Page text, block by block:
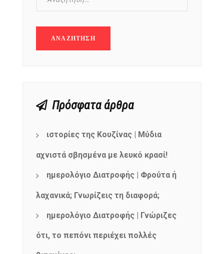
Πρόσφατα άρθρα
ιστορίες της Κουζίνας | Μύδια
αχνιστά σβησμένα με λευκό κρασί!
ημερολόγιο Διατροφής | Φρούτα ή
λαχανικά; Γνωρίζεις τη διαφορά;
ημερολόγιο Διατροφής | Γνώριζες
ότι, το πεπόνι περιέχει πολλές